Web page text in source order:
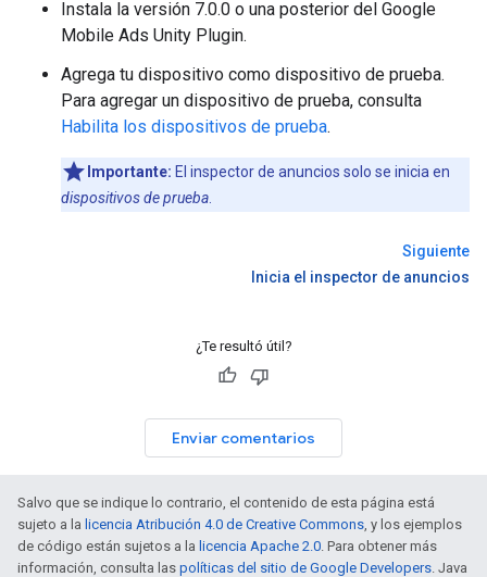
Instala la versión 7.0.0 o una posterior del Google
Mobile Ads Unity Plugin.
Agrega tu dispositivo como dispositivo de prueba.
Para agregar un dispositivo de prueba, consulta
Habilita los dispositivos de prueba.
Importante: El inspector de anuncios solo se inicia en
dispositivos de prueba
Siguiente
Inicia el inspector de anuncios
¿Te resultó útil?
Enviar comentarios
Salvo que se indique lo contrario, el contenido de esta página está
sujeto a la licencia Atribución 4.0 de Creative Commons, y los ejemplos
de código están sujetos a la licencia Apache 2.0. Para obtener más
información, consulta las políticas del sitio de Google Developers. Java